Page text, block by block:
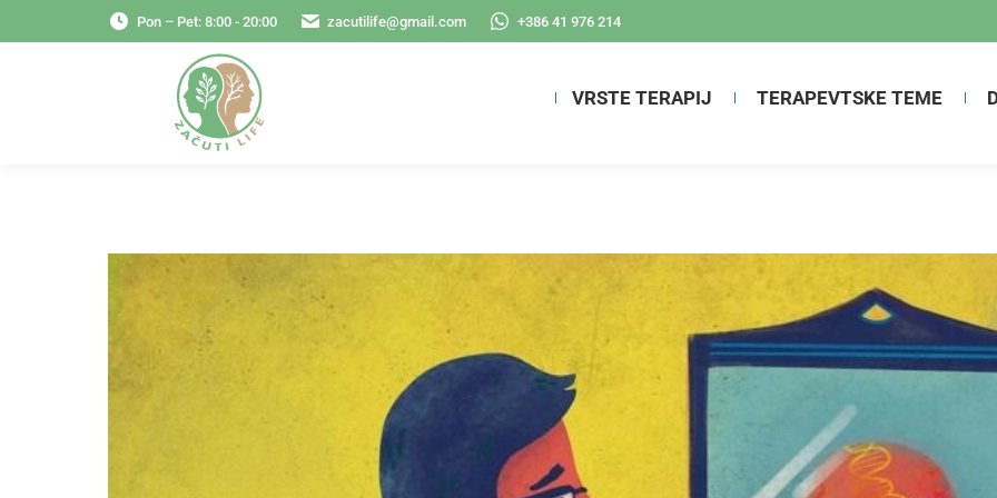
Pon – Pet: 8:00 - 20:00 zacutilife@gmail.com +386 41 976 214
VRSTE TERAPIJ TERAPEVTSKE TEME